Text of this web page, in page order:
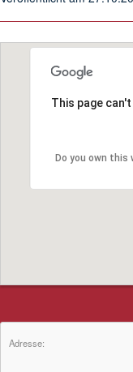
This page
Do you own this
Adresse: